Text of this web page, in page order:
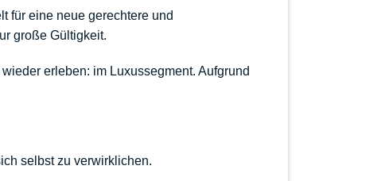
für eine neue gerechtere und
große Gültigkeit.
erleben: im Luxussegment. Aufgrund
selbst zu verwirklichen.